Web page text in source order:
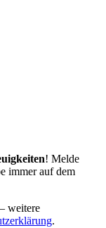
! Melde
immer auf dem
weitere
.